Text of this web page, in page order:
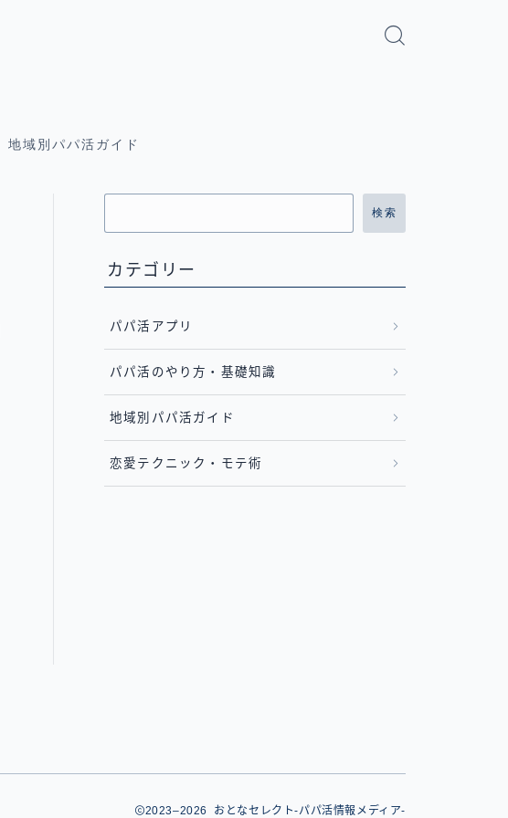
地域別パパ活ガイド
検索
カテゴリー
パパ活アプリ
パパ活のやり方・基礎知識
地域別パパ活ガイド
恋愛テクニック・モテ術
2023–2026 おとなセレクト-パパ活情報メディア-